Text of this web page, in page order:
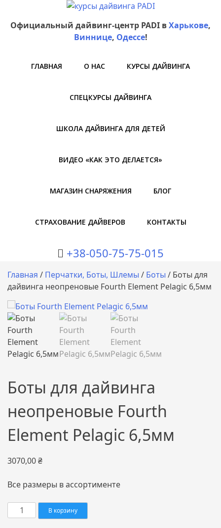
Официальный дайвинг-центр PADI вХарькове,
Виннице, Одессе!
ГЛАВНАЯ О НАС КУРСЫ ДАЙВИНГА
СПЕЦКУРСЫ ДАЙВИНГА
ШКОЛА ДАЙВИНГА ДЛЯ ДЕТЕЙ
ВИДЕО «КАК ЭТО ДЕЛАЕТСЯ»
МАГАЗИН СНАРЯЖЕНИЯ БЛОГ
СТРАХОВАНИЕ ДАЙВЕРОВ КОНТАКТЫ
+38-050-75-75-015
Главная / Перчатки, Боты, Шлемы / Боты / Боты для
дайвинга неопреновые Fourth Element Pelagic 6,5мм
Боты для дайвинга
неопреновые Fourth
Element Pelagic 6,5мм
3070,00₴
Все размеры в ассортименте
Количество
товара
В корзину